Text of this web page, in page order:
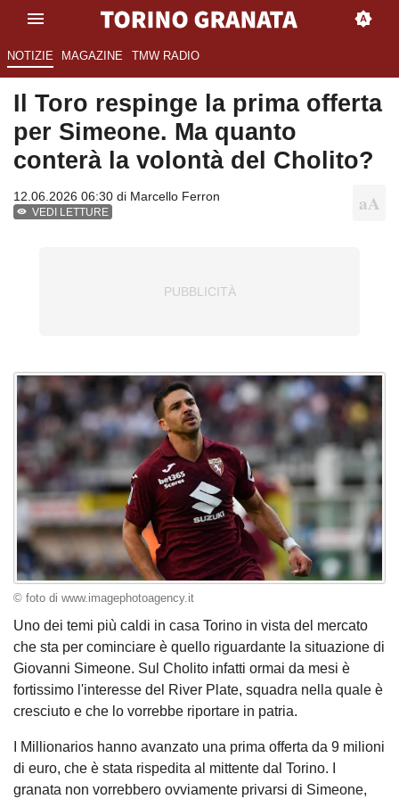
NOTIZIE MAGAZINE TMW RADIO
Il Toro respinge la prima offerta
per Simeone. Ma quanto
conterà la volontà del Cholito?
12.06.2026 06:30 di Marcello Ferron
VEDI LETTURE
© foto di www.imagephotoagency.it
Uno dei temi più caldi in casa Torino in vista del mercato
che sta per cominciare è quello riguardante la situazione di
Giovanni Simeone. Sul Cholito infatti ormai da mesi è
fortissimo l'interesse del River Plate, squadra nella quale è
cresciuto e che lo vorrebbe riportare in patria.
I Millionarios hanno avanzato una prima offerta da 9 milioni
di euro, che è stata rispedita al mittente dal Torino. I
granata non vorrebbero ovviamente privarsi di Simeone,